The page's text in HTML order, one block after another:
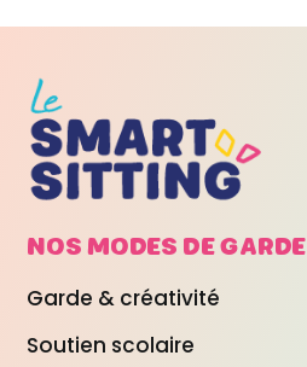
NOS MODES DEGARDE
Garde & créativité
Soutien scolaire